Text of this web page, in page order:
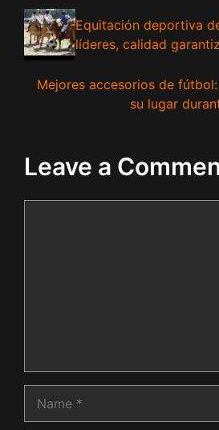
Equitación deportiva
líderes, calidad
Mejores accesorios de
su lugar
Leave a